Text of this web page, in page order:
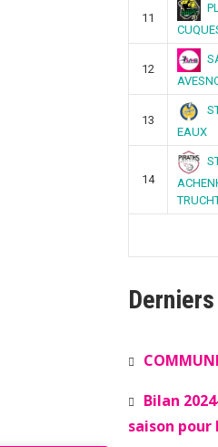
11
12
13
EAUX
14
Bilan
saison pour